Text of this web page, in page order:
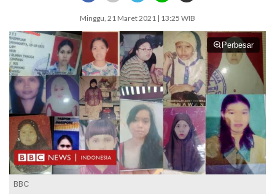
Minggu, 21 Maret 2021 | 13:25 WIB
Perbesar
BBC